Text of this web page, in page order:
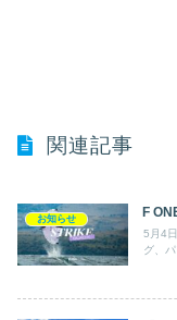
関連記事
お知らせ F
5月4
グ、